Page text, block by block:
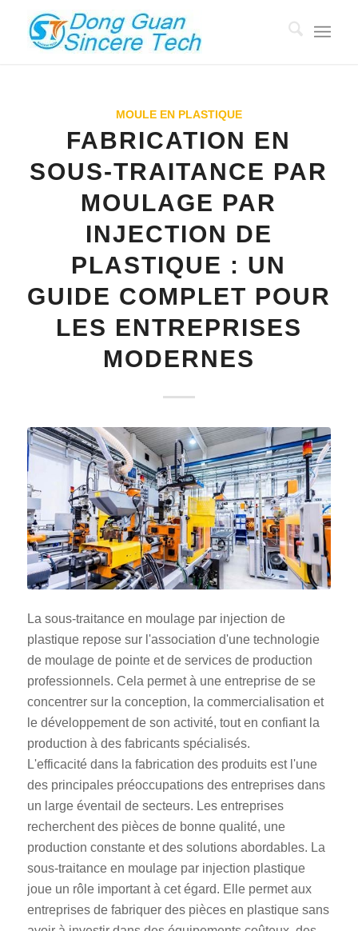
MOULE EN PLASTIQUE
FABRICATION EN
SOUS-TRAITANCE PAR
MOULAGE PAR
INJECTION DE
PLASTIQUE : UN
GUIDE COMPLET POUR
LES ENTREPRISES
MODERNES
La sous-traitance en moulage par injection de
plastique repose sur l'association d'une technologie
de moulage de pointe et de services de production
professionnels. Cela permet à une entreprise de se
concentrer sur la conception, la commercialisation et
le développement de son activité, tout en confiant la
production à des fabricants spécialisés.
L'efficacité dans la fabrication des produits est l'une
des principales préoccupations des entreprises dans
un large éventail de secteurs. Les entreprises
recherchent des pièces de bonne qualité, une
production constante et des solutions abordables. La
sous-traitance en moulage par injection plastique
joue un rôle important à cet égard. Elle permet aux
entreprises de fabriquer des pièces en plastique sans